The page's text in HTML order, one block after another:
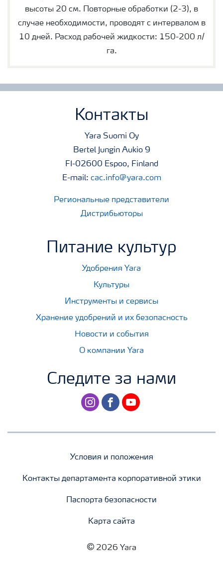
высоты 20 см. Повторные обработки (2-3), в
случае необходимости, проводят с интервалом в
10 дней. Расход рабочей жидкости: 150-200 л/
га.
Контакты
Yara Suomi Oy
Bertel Jungin Aukio 9
FI-02600 Espoo, Finland
E-mail: cac.info@yara.com
Региональные представители
Дистрибьюторы
Питание культур
Удобрения Yara
Культуры
Инструменты и сервисы
Хранение удобрений и их безопасность
Новости и события
О компании Yara
Следите за нами
instagramfacebookyoutube
Условия и положения
Контакты департамента корпоративной этики
Паспорта безопасности
Карта сайта
2026 Yara